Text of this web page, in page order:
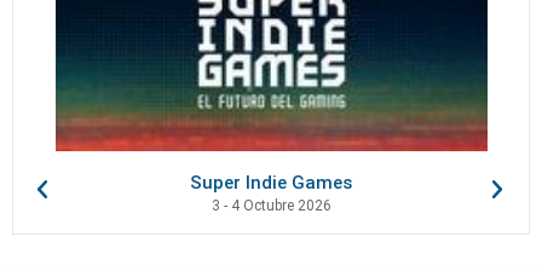
Super Indie Games
3 - 4 Octubre 2026